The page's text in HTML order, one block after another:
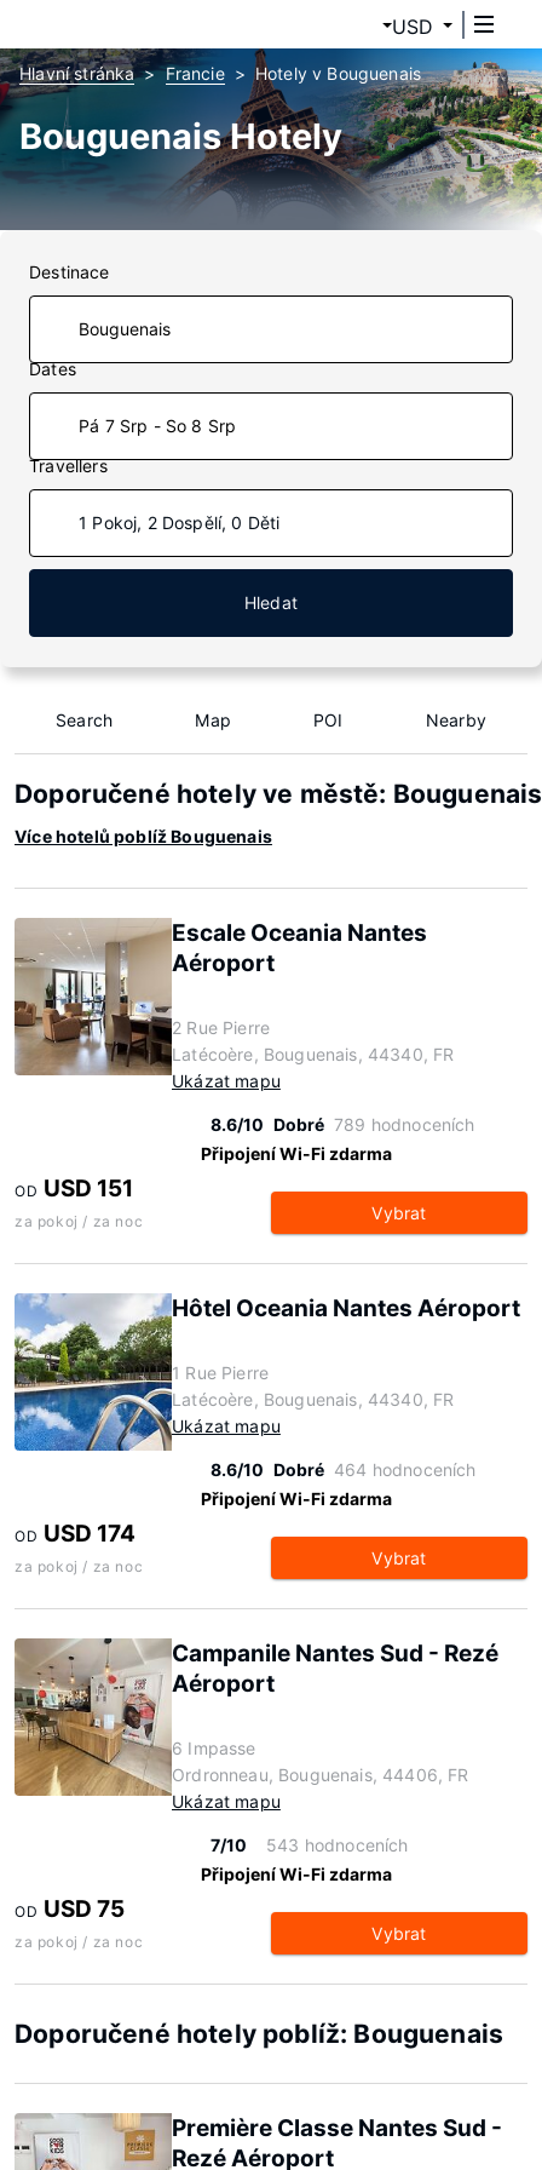
USD
Hlavní stránka Francie Hotely v Bouguenais
Bouguenais Hotely
Destinace
Dates
Pá 7 Srp - So 8 Srp
Travellers
1 Pokoj, 2 Dospělí, 0 Děti
Hledat
Search Map POI Nearby
Doporučené hotely ve městě: Bouguenais
Více hotelů poblíž Bouguenais
Escale Oceania Nantes
Aéroport
2 Rue Pierre
Latécoère, Bouguenais, 44340, FR
Ukázat mapu
8.6/10 Dobré 789 hodnoceních
Připojení Wi-Fi zdarma
OD USD 151
za pokoj / za noc Vybrat
Hôtel Oceania Nantes Aéroport
1 Rue Pierre
Latécoère, Bouguenais, 44340, FR
Ukázat mapu
8.6/10 Dobré 464 hodnoceních
Připojení Wi-Fi zdarma
OD USD 174
za pokoj / za noc Vybrat
Campanile Nantes Sud - Rezé
Aéroport
6 Impasse
Ordronneau, Bouguenais, 44406, FR
Ukázat mapu
7/10
543 hodnoceních
Připojení Wi-Fi zdarma
OD USD 75
za pokoj / za noc Vybrat
Doporučené hotely poblíž: Bouguenais
Première Classe Nantes Sud -
Rezé Aéroport